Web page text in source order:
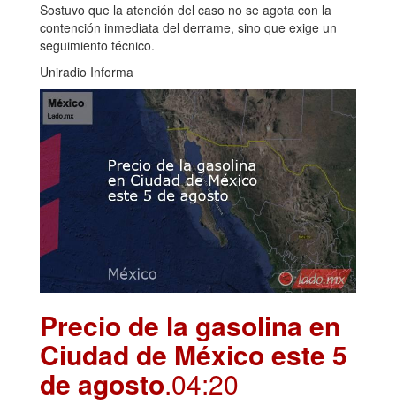
Sostuvo que la atención del caso no se agota con la
contención inmediata del derrame, sino que exige un
seguimiento técnico.
Uniradio Informa
Precio de la gasolina en
Ciudad de México este 5
de agosto.04:20